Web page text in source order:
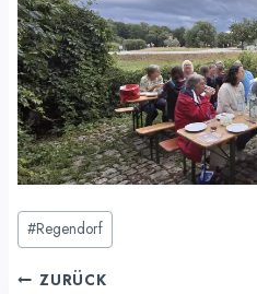
Schlagworte:
#Regendorf
Beitragsnavigation
ZURÜCK